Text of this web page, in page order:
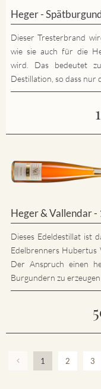
Heger -
Dieser Tresterbrand
wie sie auch für die
wird. Das bedeutet
Destillation, so dass nur
Heger & Vallendar
Dieses Edeldestillat ist
Edelbrenners Hubertus
Der Anspruch einen
Burgundern zu erzeugen
1 2 3